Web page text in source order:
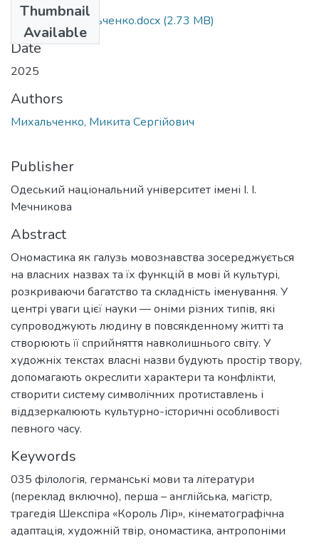
Thumbnail
Available
035.041_Михальченко.docx (2.73 MB)
Date
2025
Authors
Михальченко, Микита Сергійович
Publisher
Одеський національний університет імені І. І.
Мечникова
Abstract
Ономастика як галузь мовознавства зосереджується
на власних назвах та їх функцій в мові й культурі,
розкриваючи багатство та складність іменування. У
центрі уваги цієї науки — оніми різних типів, які
супроводжують людину в повсякденному житті та
створюють її сприйняття навколишнього світу. У
художніх текстах власні назви будують простір твору,
допомагають окреслити характери та конфлікти,
створити систему символічних протиставлень і
віддзеркалюють культурно-історичні особливості
певного часу.
Keywords
035 філологія, германські мови та літератури
(переклад включно), перша – англійська, магістр,
трагедія Шекспіра «Король Лір», кінематографічна
адаптація, художній твір, ономастика, антропоніми